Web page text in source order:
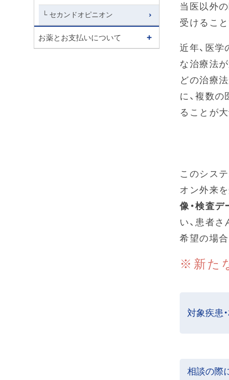
セカンドオピニオン
お薬とお支払いについて
当医以外
受けること
近年、医
な治療法
どの治療
に、複数
ることが大
このシス
オン外来
像・検査デ
い、患者
希望の場
※新た
対象疾患
相談の際